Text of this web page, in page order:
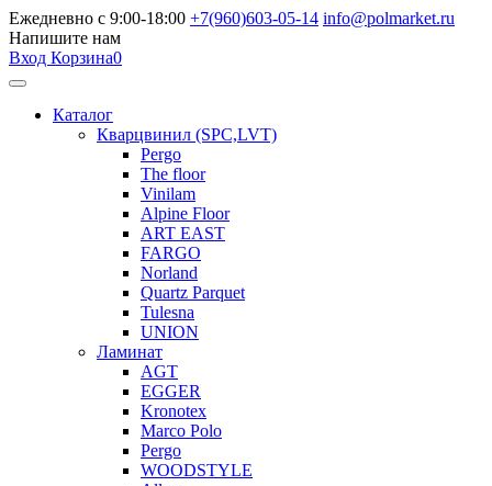
Ежедневно с 9:00-18:00 +7(960)603-05-14 info@polmarket.ru
Напишите нам
Вход Корзина0
Каталог
Кварцвинил (SPC,LVT)
Pergo
The floor
Vinilam
Alpine Floor
ART EAST
FARGO
Norland
Quartz Parquet
Tulesna
UNION
Ламинат
AGT
EGGER
Kronotex
Marco Polo
Pergo
WOODSTYLE